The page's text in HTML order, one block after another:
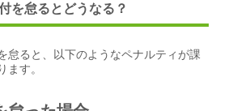
を怠るとどうなる？
怠ると、以下のようなペナルティが課
ます。